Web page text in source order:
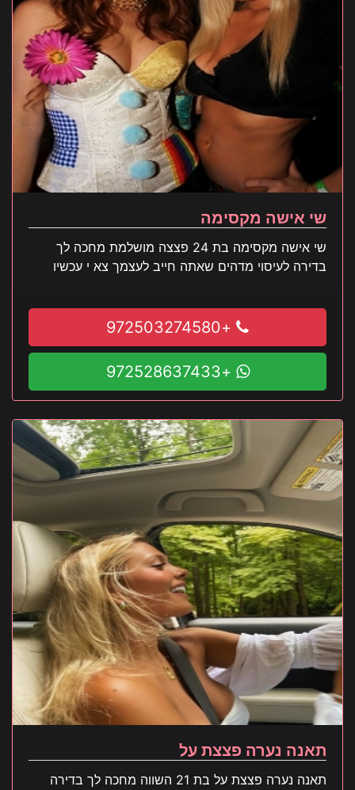
שי אישה מקסימה
שי אישה מקסימה בת 24 פצצה מושלמת מחכה לך
בדירה לעיסוי מדהים שאתה חייב לעצמך צא י עכשיו
+972503274580
+972528637433
תאנה נערה פצצת על
תאנה נערה פצצת על בת 21 השווה מחכה לך בדירה